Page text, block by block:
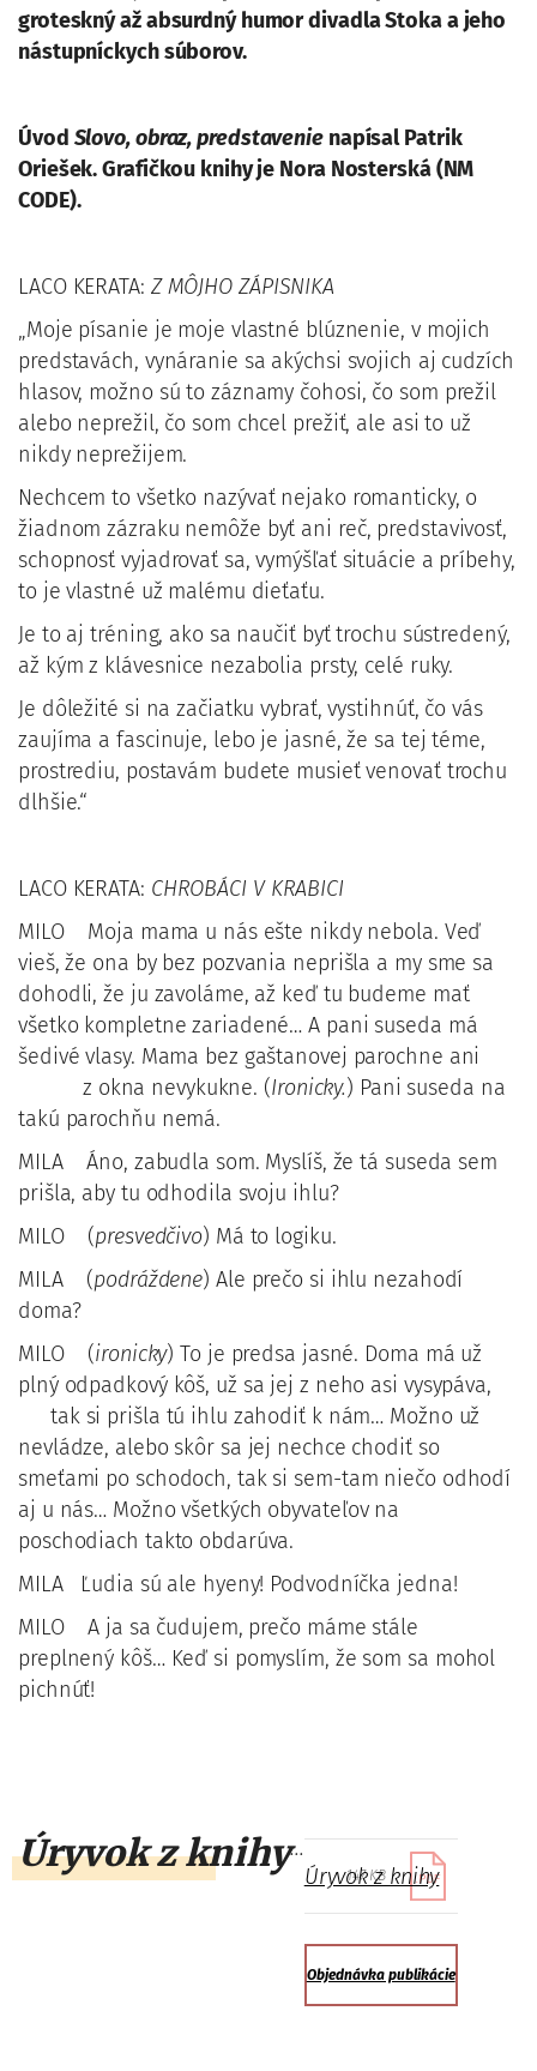
groteskný až absurdný humor divadla Stoka a jeho
nástupníckych súborov.
Úvod Slovo, obraz, predstavenienapísal Patrik
Oriešek. Grafičkou knihy je Nora Nosterská (NM
CODE).
LACO KERATA: Z MÔJHO ZÁPISNIKA
„Moje písanie je moje vlastné blúznenie, v mojich
predstavách, vynáranie sa akýchsi svojich aj cudzích
hlasov, možno sú to záznamy čohosi, čo som prežil
alebo neprežil, čo som chcel prežiť, ale asi to už
nikdy neprežijem.
Nechcem to všetko nazývať nejako romanticky, o
žiadnom zázraku nemôže byť ani reč, predstavivosť,
schopnosť vyjadrovať sa, vymýšľať situácie a príbehy,
to je vlastné už malému dieťaťu.
Je to aj tréning, ako sa naučiť byť trochu sústredený,
až kým z klávesnice nezabolia prsty, celé ruky.
Je dôležité si na začiatku vybrať, vystihnúť, čo vás
zaujíma a fascinuje, lebo je jasné, že sa tej téme,
prostrediu, postavám budete musieť venovať trochu
dlhšie.“
LACO KERATA: CHROBÁCI V KRABICI
MILO Moja mama u nás ešte nikdy nebola. Veď
vieš, že ona by bez pozvania neprišla a my sme sa
dohodli, že ju zavoláme, až keď tu budeme mať
všetko kompletne zariadené… A pani suseda má
šedivé vlasy. Mama bez gaštanovej parochne ani
z okna nevykukne. (Ironicky.) Pani suseda na
takú parochňu nemá.
MILA Áno, zabudla som. Myslíš, že tá suseda sem
prišla, aby tu odhodila svoju ihlu?
MILO (presvedčivo) Má to logiku.
MILA (podráždene) Ale prečo si ihlu nezahodí
doma?
MILO (ironicky) To je predsa jasné. Doma má už
plný odpadkový kôš, už sa jej z neho asi vysypáva,
tak si prišla tú ihlu zahodiť k nám… Možno už
nevládze, alebo skôr sa jej nechce chodiť so
smeťami po schodoch, tak si sem-tam niečo odhodí
aj u nás… Možno všetkých obyvateľov na
poschodiach takto obdarúva.
MILA Ľudia sú ale hyeny! Podvodníčka jedna!
MILO A ja sa čudujem, prečo máme stále
preplnený kôš… Keď si pomyslím, že som sa mohol
pichnúť!
Úryvok z knihy...
Úryvok z knihy
147 KB
Objednávka publikácie